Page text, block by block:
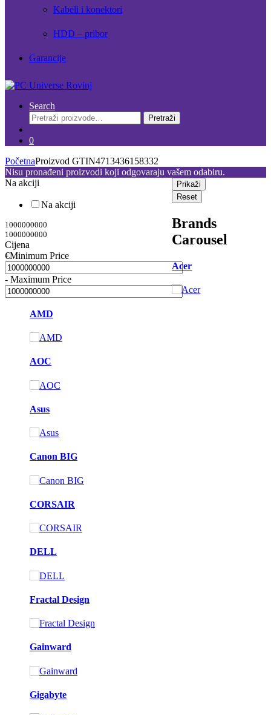
Kabeli i konektori
HDD – pribor
Garancije
Search
Pretraži:
Pretraži
0
PočetnaProizvod GTIN4713436158332
Nisu pronađeni proizvodi koji odgovaraju vašem odabiru.
Na akciji
Na akciji
1000000000
1000000000
Cijena
€Minimum Price
- Maximum Price
Prikaži
Reset
Brands
Carousel
Acer
AMD
AOC
Asus
Canon BIG
CORSAIR
DELL
Fractal Design
Gainward
Gigabyte